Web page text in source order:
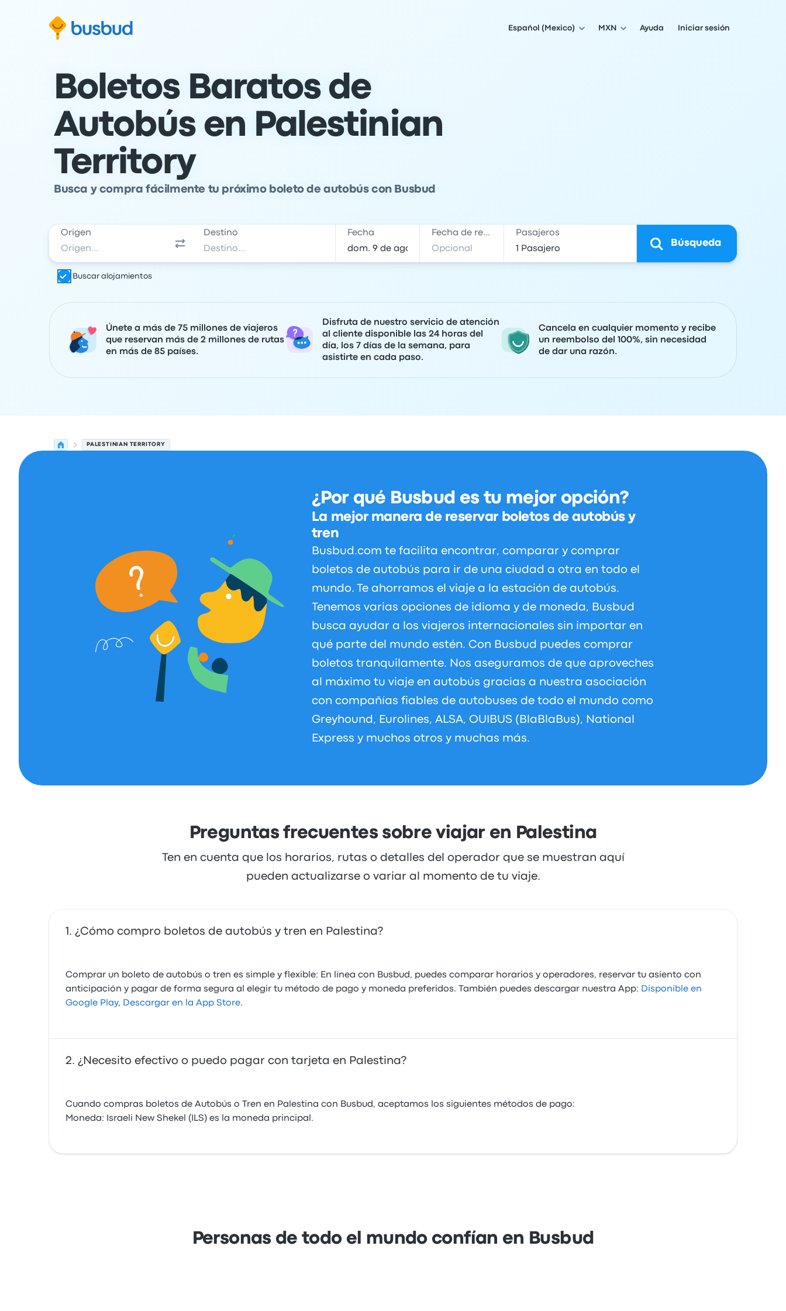
formulario de búsqueda
Ir al contenido
Ir al pie de página
Español (Mexico) MXN Ayuda Iniciar sesión
Boletos Baratos de
Autobús en Palestinian
Territory
Busca y compra fácilmente tu próximo boleto de autobús con Busbud
Origen Destino Fecha Fecha de regreso Pasajeros
Búsqueda
Buscar alojamientos
Únete a más de 75 millones de viajeros
que reservan más de 2 millones de rutas
en más de 85 países.
Disfruta de nuestro servicio de atención
al cliente disponible las 24 horas del
día, los 7 días de la semana, para
asistirte en cada paso.
Cancela en cualquier momento y recibe
un reembolso del 100%, sin necesidad
de dar una razón.
PALESTINIAN TERRITORY
¿Por qué Busbud es tu mejor opción?
La mejor manera de reservar boletos de autobús y
tren
Busbud.com te facilita encontrar, comparar y comprar
boletos de autobús para ir de una ciudad a otra en todo el
mundo. Te ahorramos el viaje a la estación de autobús.
Tenemos varias opciones de idioma y de moneda, Busbud
busca ayudar a los viajeros internacionales sin importar en
qué parte del mundo estén. Con Busbud puedes comprar
boletos tranquilamente. Nos aseguramos de que aproveches
al máximo tu viaje en autobús gracias a nuestra asociación
con compañías fiables de autobuses de todo el mundo como
Greyhound, Eurolines, ALSA, OUIBUS (BlaBlaBus), National
Express y muchos otros y muchas más.
Preguntas frecuentes sobre viajar en Palestina
Ten en cuenta que los horarios, rutas o detalles del operador que se muestran aquí
pueden actualizarse o variar al momento de tu viaje.
¿Cómo compro boletos de autobús y tren en Palestina?
Comprar un boleto de autobús o tren es simple y flexible: En línea con Busbud, puedes comparar horarios y operadores, reservar tu asiento con
anticipación y pagar de forma segura al elegir tu método de pago y moneda preferidos. También puedes descargar nuestra App: Disponible en
Google Play, Descargar en la App Store.
¿Necesito efectivo o puedo pagar con tarjeta en Palestina?
Cuando compras boletos de Autobús o Tren en Palestina con Busbud, aceptamos los siguientes métodos de pago:
Moneda: Israeli New Shekel (ILS) es la moneda principal.
Personas de todo el mundo confían en Busbud